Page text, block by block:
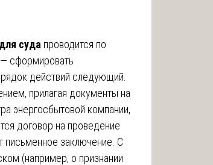
суда проводится по
сформировать
действий следующий.
прилагая документы на
энергосбытовой компании,
договор на проведение
письменное заключение. С
(например, о признании